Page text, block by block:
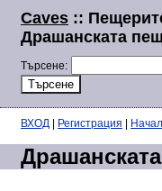
Caves ::
Драшанската
Търсене:
ВХОД Регистрация